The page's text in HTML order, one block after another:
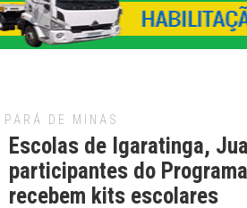
PARÁ DE MINAS
Escolas de Igaratinga,
participantes do
recebem kits escolares